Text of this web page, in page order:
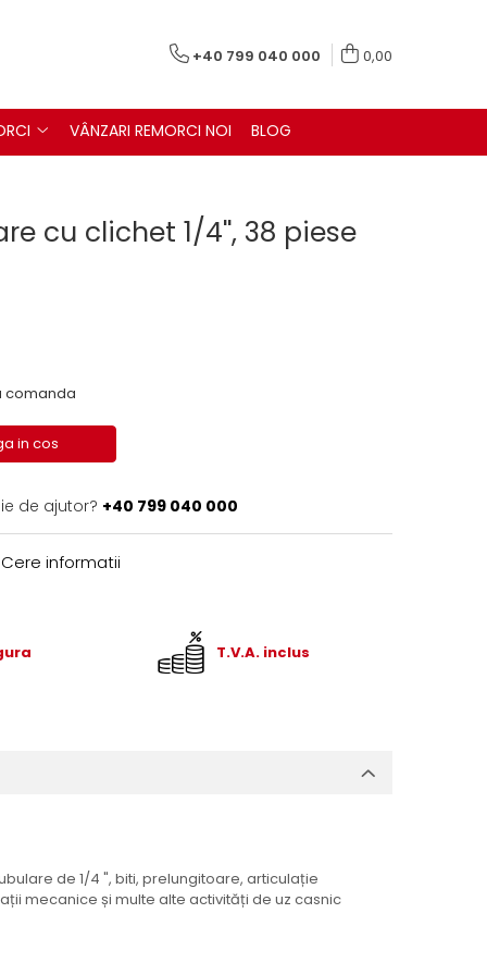
+40 799 040 000 0,00
VÂNZARI REMORCI NOI BLOG
cu clichet 1/4'', 38 piese
comanda
in cos
de ajutor? +40 799 040 000
informatii
T.V.A. inclus
de 1/4 ", biti, prelungitoare, articulație
mecanice și multe alte activități de uz casnic